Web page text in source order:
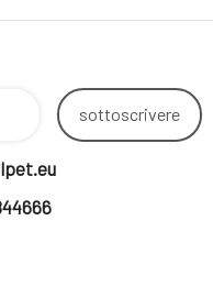
sottoscrivere